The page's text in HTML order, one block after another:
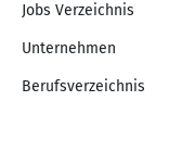
Jobs Verzeichnis
Unternehmen
Berufsverzeichnis